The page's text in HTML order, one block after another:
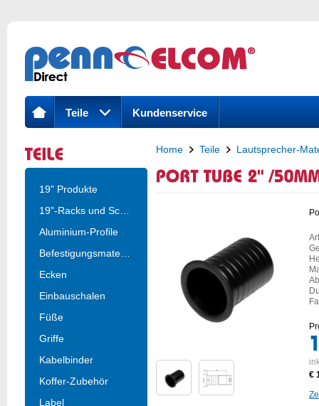
Teile Kundenservice
19" Produkte
Aluminium-Profile
Ecken
Einbauschalen
Füße
Griffe
Kabelbinder
Koffer-Zubehör
Label
Home Teile Lautsprecher-
€